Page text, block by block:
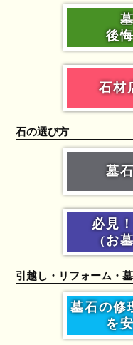
後
石材
石の選び方
墓
必見
(お
引越し・リフォーム・
墓石の修
を